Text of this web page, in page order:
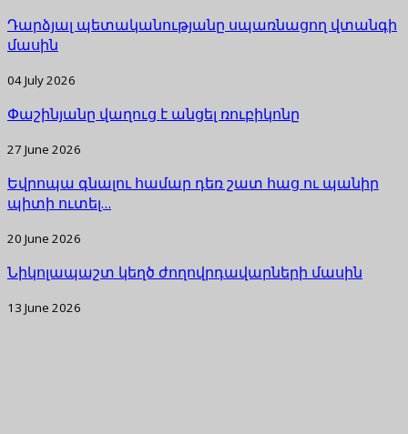
Դարձյալ պետականությանը սպառնացող վտանգի
մասին
04 July 2026
Փաշինյանը վաղուց է անցել ռուբիկոնը
27 June 2026
Եվրոպա գնալու համար դեռ շատ հաց ու պանիր
պիտի ուտել…
20 June 2026
Նիկոլապաշտ կեղծ ժողովրդավարների մասին
13 June 2026